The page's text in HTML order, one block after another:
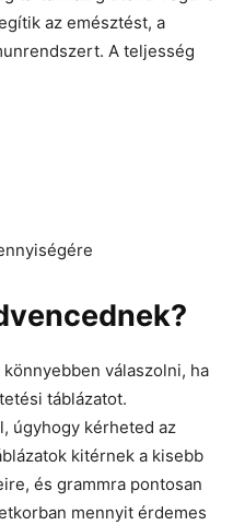
az emésztést, a
A teljesség
válaszolni, ha
táblázatot.
úgyhogy kérheted az
kitérnek a kisebb
és grammra pontosan
mennyit érdemes